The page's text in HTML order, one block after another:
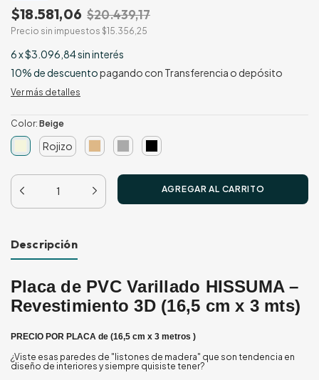
$18.581,06 $20.439,17
Precio sin impuestos $15.356,25
6x$3.096,84sin interés
10% de descuentopagando con Transferencia o depósito
Ver más detalles
Color: Beige
Rojizo
Descripción
Placa de PVC Varillado HISSUMA –
Revestimiento 3D (16,5 cm x 3 mts)
PRECIO POR PLACA de (16,5 cm x 3 metros )
¿Viste esas paredes de "listones de madera" que son tendencia en
diseño de interiores y siempre quisiste tener?